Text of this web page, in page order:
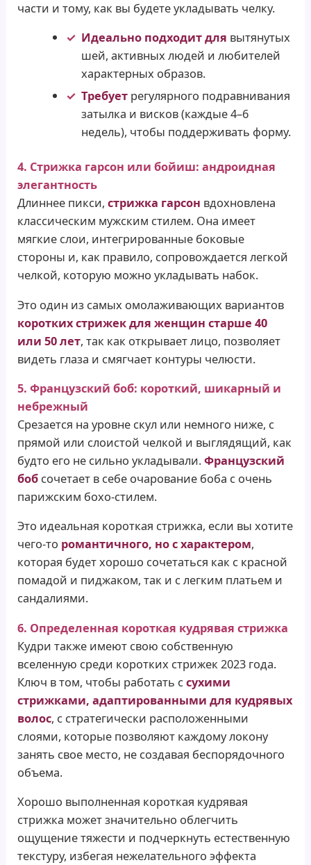
части и тому, как вы будете укладывать челку.
Идеально подходит для вытянутых
шей, активных людей и любителей
характерных образов.
Требует регулярного подравнивания
затылка и висков (каждые 4–6
недель), чтобы поддерживать форму.
4. Стрижка гарсон или бойиш: андроидная
элегантность
Длиннее пикси,стрижка гарсон вдохновлена
классическим мужским стилем. Она имеет
мягкие слои, интегрированные боковые
стороны и, как правило, сопровождается легкой
челкой, которую можно укладывать набок.
Это один из самых омолаживающих вариантов
коротких стрижек для женщин старше 40
или 50 лет, так как открывает лицо, позволяет
видеть глаза и смягчает контуры челюсти.
5. Французский боб: короткий, шикарный и
небрежный
Срезается на уровне скул или немного ниже, с
прямой или слоистой челкой и выглядящий, как
будто его не сильно укладывали.Французский
боб сочетает в себе очарование боба с очень
парижским бохо-стилем.
Это идеальная короткая стрижка, если вы хотите
чего-то романтичного, но с характером,
которая будет хорошо сочетаться как с красной
помадой и пиджаком, так и с легким платьем и
сандалиями.
6. Определенная короткая кудрявая стрижка
Кудри также имеют свою собственную
вселенную среди коротких стрижек 2023 года.
Ключ в том, чтобы работать ссухими
стрижками, адаптированными для кудрявых
волос, с стратегически расположенными
слоями, которые позволяют каждому локону
занять свое место, не создавая беспорядочного
объема.
Хорошо выполненная короткая кудрявая
стрижка может значительно облегчить
ощущение тяжести и подчеркнуть естественную
текстуру, избегая нежелательного эффекта